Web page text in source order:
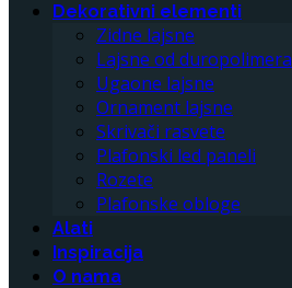
Dekorativni elementi
Zidne lajsne
Lajsne od duropolimera
Ugaone lajsne
Ornament lajsne
Skrivači rasvete
Plafonski led paneli
Rozete
Plafonske obloge
Alati
Inspiracija
O nama